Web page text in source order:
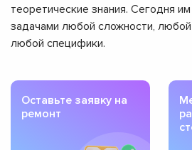
теоретические знания. Сегодня
задачами любой сложности, любой
любой специфики.
Оставьте заявку на
ремонт